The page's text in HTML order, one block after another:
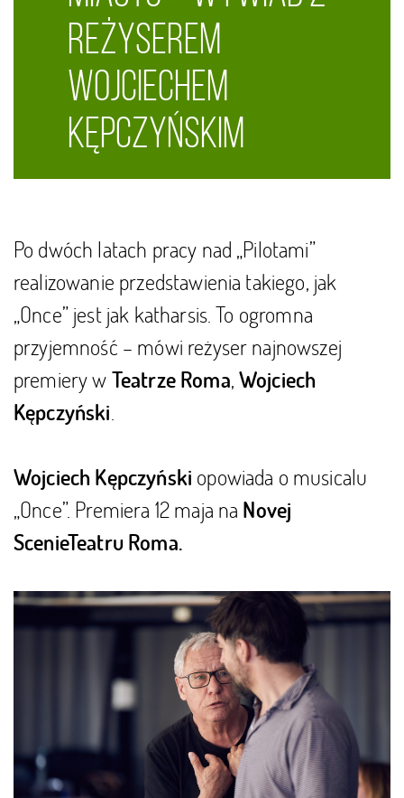
reżyserem
Wojciechem
Kępczyńskim
Po dwóch latach pracy nad „Pilotami”
realizowanie przedstawienia takiego, jak
„Once” jest jak katharsis. To ogromna
przyjemność – mówi reżyser najnowszej
premiery w Teatrze Roma,Wojciech
Kępczyński
Wojciech Kępczyński opowiada o musicalu
„Once”. Premiera 12 maja na Novej
ScenieTeatru Roma.